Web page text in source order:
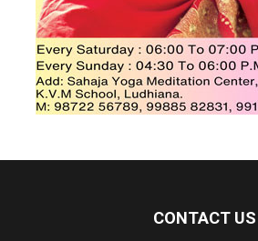
CONTACT US